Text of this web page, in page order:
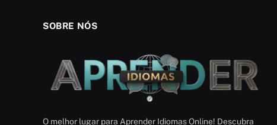
SOBRE NÓS
O melhor lugar para Aprender Idiomas Online! Descubra